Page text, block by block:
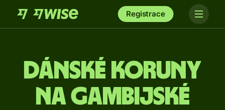
Registrace
Dánské koruny
na gambijské